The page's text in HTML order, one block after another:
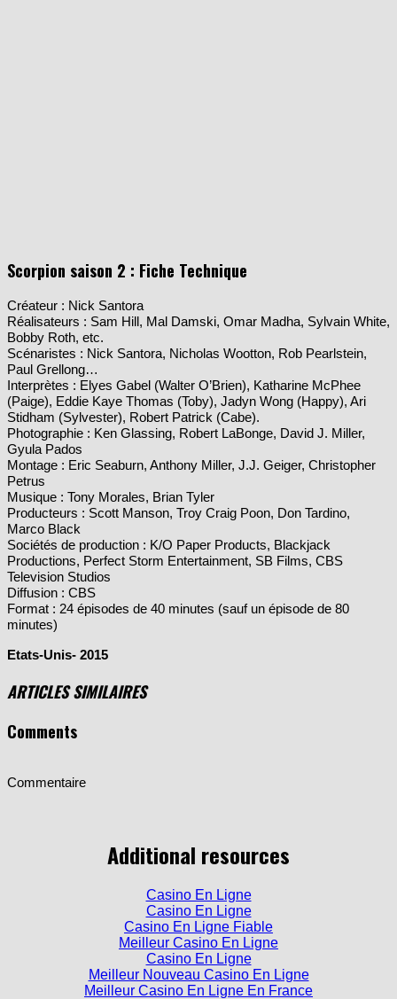
Scorpion saison 2 : Fiche Technique
Créateur : Nick Santora
Réalisateurs : Sam Hill, Mal Damski, Omar Madha, Sylvain White,
Bobby Roth, etc.
Scénaristes : Nick Santora, Nicholas Wootton, Rob Pearlstein,
Paul Grellong…
Interprètes : Elyes Gabel (Walter O’Brien), Katharine McPhee
(Paige), Eddie Kaye Thomas (Toby), Jadyn Wong (Happy), Ari
Stidham (Sylvester), Robert Patrick (Cabe).
Photographie : Ken Glassing, Robert LaBonge, David J. Miller,
Gyula Pados
Montage : Eric Seaburn, Anthony Miller, J.J. Geiger, Christopher
Petrus
Musique : Tony Morales, Brian Tyler
Producteurs : Scott Manson, Troy Craig Poon, Don Tardino,
Marco Black
Sociétés de production : K/O Paper Products, Blackjack
Productions, Perfect Storm Entertainment, SB Films, CBS
Television Studios
Diffusion : CBS
Format : 24 épisodes de 40 minutes (sauf un épisode de 80
minutes)
Etats-Unis- 2015
ARTICLES SIMILAIRES
Comments
Commentaire
Additional resources
Casino En Ligne
Casino En Ligne
Casino En Ligne Fiable
Meilleur Casino En Ligne
Casino En Ligne
Meilleur Nouveau Casino En Ligne
Meilleur Casino En Ligne En France